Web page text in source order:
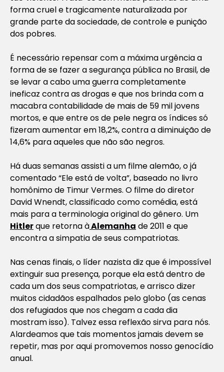
forma cruel e tragicamente naturalizada por
grande parte da sociedade, de controle e punição
dos pobres.
É necessário repensar com a máxima urgência a
forma de se fazer a segurança pública no Brasil, de
se levar a cabo uma guerra completamente
ineficaz contra as drogas e que nos brinda com a
macabra contabilidade de mais de 59 mil jovens
mortos, e que entre os de pele negra os índices só
fizeram aumentar em 18,2%, contra a diminuição de
14,6% para aqueles que não são negros.
Há duas semanas assisti a um filme alemão, o já
comentado “Ele está de volta”, baseado no livro
homônimo de Timur Vermes. O filme do diretor
David Wnendt, classificado como comédia, está
mais para a terminologia original do gênero. Um
Hitlerque retorna àAlemanha de 2011 e que
encontra a simpatia de seus compatriotas.
Nas cenas finais, o líder nazista diz que é impossível
extinguir sua presença, porque ela está dentro de
cada um dos seus compatriotas, e arrisco dizer
muitos cidadãos espalhados pelo globo (as cenas
dos refugiados que nos chegam a cada dia
mostram isso). Talvez essa reflexão sirva para nós.
Alardeamos que tais momentos jamais devem se
repetir, mas por aqui promovemos nosso genocídio
anual.